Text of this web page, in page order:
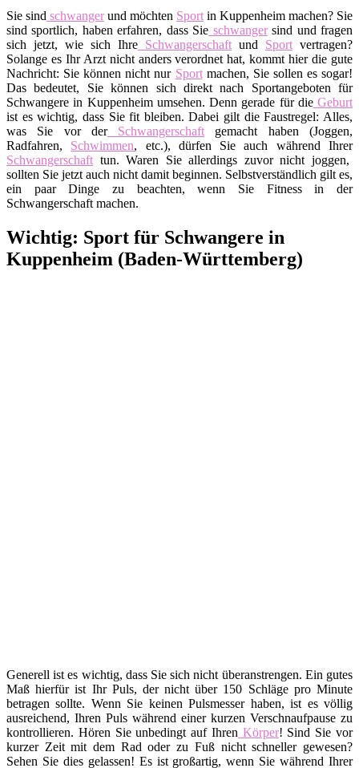
Sie sind schwangerund möchten Sport in Kuppenheim machen? Sie
sind sportlich, haben erfahren, dass Sie schwangersind und fragen
sich jetzt, wie sich Ihre Schwangerschaft und Sport vertragen?
Solange es Ihr Arzt nicht anders verordnet hat, kommt hier die gute
Nachricht: Sie können nicht nur Sportmachen, Sie sollen es sogar!
Das bedeutet, Sie können sich direkt nach Sportangeboten für
Schwangere in Kuppenheim umsehen. Denn gerade für dieGeburt
ist es wichtig, dass Sie fit bleiben. Dabei gilt die Faustregel: Alles,
was Sie vor derSchwangerschaft gemacht haben (Joggen,
Radfahren, Schwimmen, etc.), dürfen Sie auch während Ihrer
Schwangerschaft tun. Waren Sie allerdings zuvor nicht joggen,
sollten Sie jetzt auch nicht damit beginnen. Selbstverständlich gilt es,
ein paar Dinge zu beachten, wenn Sie Fitness in der
Schwangerschaft machen.
Wichtig: Sport für Schwangere in
Kuppenheim (Baden-Württemberg)
Generell ist es wichtig, dass Sie sich nicht überanstrengen. Ein gutes
Maß hierfür ist Ihr Puls, der nicht über 150 Schläge pro Minute
betragen sollte. Wenn Sie keinen Pulsmesser haben, ist es völlig
ausreichend, Ihren Puls während einer kurzen Verschnaufpause zu
kontrollieren. Hören Sie unbedingt auf Ihren Körper! Sind Sie vor
kurzer Zeit mit dem Rad oder zu Fuß nicht schneller gewesen?
Sehen Sie dies gelassen! Es ist großartig, wenn Sie während Ihrer